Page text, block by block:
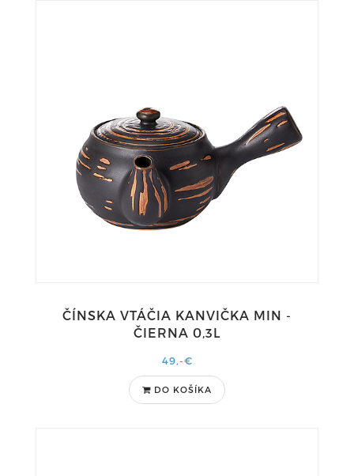
ČÍNSKA VTÁČIA KANVIČKA MIN -
ČIERNA 0,3L
49,-€
DO KOŠÍKA